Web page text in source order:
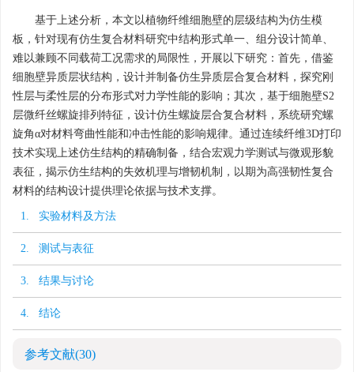
基于上述分析，本文以植物纤维细胞壁的层级结构为仿生模
板，针对现有仿生复合材料研究中结构形式单一、组分设计简单、
难以兼顾不同载荷工况需求的局限性，开展以下研究：首先，借鉴
细胞壁异质层状结构，设计并制备仿生异质层合复合材料，探究刚
性层与柔性层的分布形式对力学性能的影响；其次，基于细胞壁S2
层微纤丝螺旋排列特征，设计仿生螺旋层合复合材料，系统研究螺
旋角α对材料弯曲性能和冲击性能的影响规律。通过连续纤维3D打印
技术实现上述仿生结构的精确制备，结合宏观力学测试与微观形貌
表征，揭示仿生结构的失效机理与增韧机制，以期为高强韧性复合
材料的结构设计提供理论依据与技术支撑。
1. 实验材料及方法
2. 测试与表征
3. 结果与讨论
4. 结论
参考文献(30)